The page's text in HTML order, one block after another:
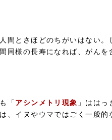
間とさほどのちがいはない
同様の長寿になれば、がんを
「 アシンメトリ現象 」はは
、イヌやウマではごく一般的